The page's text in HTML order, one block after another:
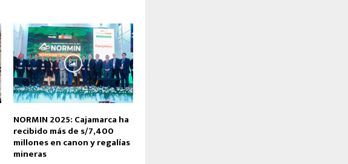
NORMIN 2025: Cajamarca ha
recibido más de s/7,400
millones en canon y regalías
mineras